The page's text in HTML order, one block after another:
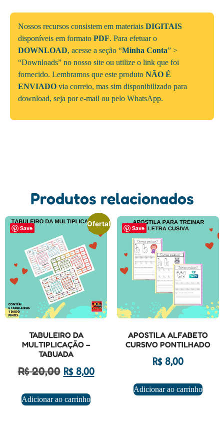
Nossos recursos consistem em materiais DIGITAIS
disponíveis em formato PDF. Para efetuar o
DOWNLOAD, acesse a seção “Minha Conta” >
“Downloads” no nosso site ou utilize o link que foi
fornecido. Lembramos que este produto NÃO É
ENVIADO via correio, mas sim disponibilizado para
download, seja por e-mail ou pelo WhatsApp.
Produtos relacionados
Save
Oferta!
TABULEIRO DA
MULTIPLICAÇÃO –
TABUADA
R$20,00 R$8,00
Adicionar ao carrinho
Save
APOSTILA ALFABETO
CURSIVO PONTILHADO
R$8,00
Adicionar ao carrinho